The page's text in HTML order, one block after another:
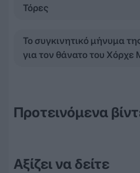
Τόρες
Το συγκινητικό μήνυμα
για τον θάνατο του Χόρχε
Προτεινόμενα
Αξίζει να δείτε